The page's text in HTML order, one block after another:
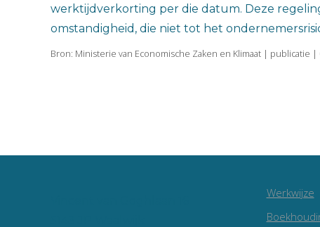
werktijdverkorting per die datum. Deze
omstandigheid, die niet tot het
Bron: Ministerie van Economische Zaken en Klimaat | publicatie |
Werkwijze